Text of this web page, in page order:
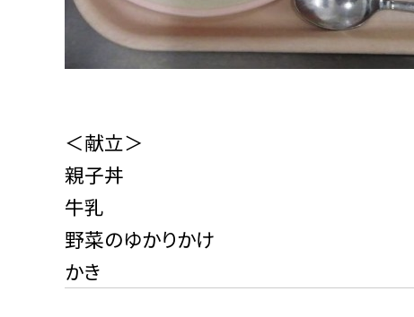
＜献立＞
親子丼
牛乳
野菜のゆかりかけ
かき